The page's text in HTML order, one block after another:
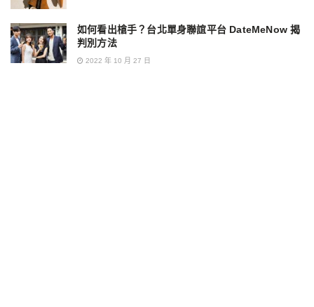
如何看出槍手？台北單身聯誼平台 DateMeNow 揭
判別方法
2022 年 10 月 27 日